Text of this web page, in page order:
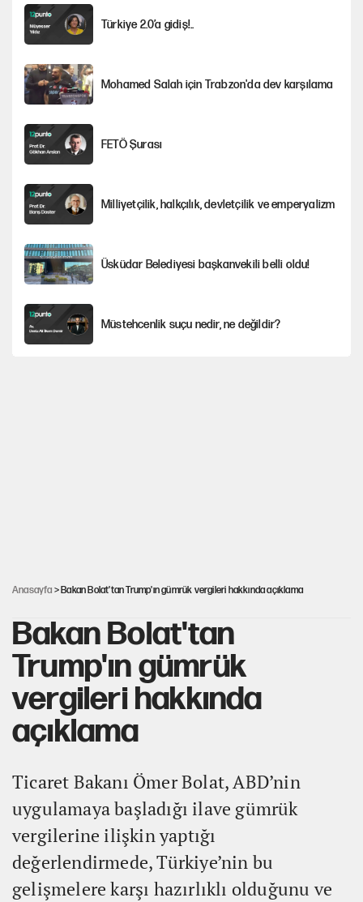
Türkiye 2.0’a gidiş!..
Mohamed Salah için Trabzon'da dev karşılama
FETÖ Şurası
Milliyetçilik, halkçılık, devletçilik ve emperyalizm
Üsküdar Belediyesi başkanvekili belli oldu!
Müstehcenlik suçu nedir, ne değildir?
Anasayfa > Bakan Bolat'tan Trump'ın gümrük vergileri hakkında açıklama
Bakan Bolat'tan
Trump'ın gümrük
vergileri hakkında
açıklama
Ticaret Bakanı Ömer Bolat, ABD’nin
uygulamaya başladığı ilave gümrük
vergilerine ilişkin yaptığı
değerlendirmede, Türkiye’nin bu
gelişmelere karşı hazırlıklı olduğunu ve